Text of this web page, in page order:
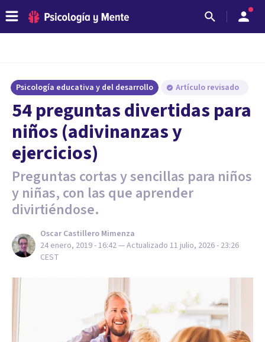
Psicología educativa y del desarrollo Artículo revisado
54 preguntas divertidas para
niños (adivinanzas y
ejercicios)
Preguntas cortas y sencillas para niños
y niñas, con las que aprender
divirtiéndose.
Oscar Castillero Mimenza
24 enero, 2019 - 16:42— Actualizado 11 julio, 2026 - 23:26
CEST